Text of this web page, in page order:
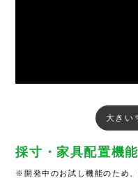
大きい
採寸・家具配置機
※開発中のお試し機能のため